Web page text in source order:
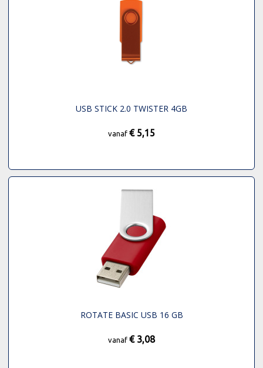
USB STICK 2.0 TWISTER 4GB
vanaf € 5,15
ROTATE BASIC USB 16 GB
vanaf € 3,08